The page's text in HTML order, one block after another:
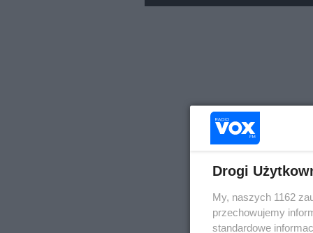
Drogi
My, naszych 1162
przechowujemy
standardowe